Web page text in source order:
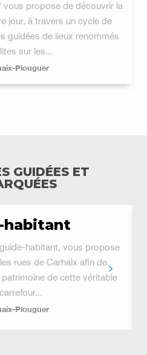
vous propose de découvrir la
jour, à travers un cycle de
guidées de lieux renommés
sur les...
Plouguer
GUIDÉES ET
habitant
habitant, vous propose
rues de Carhaix afin de
de cette véritable
Plouguer